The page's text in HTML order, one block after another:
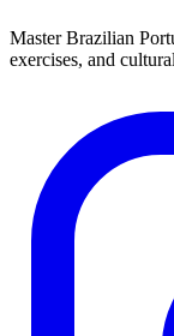
Master Brazilian
exercises, and